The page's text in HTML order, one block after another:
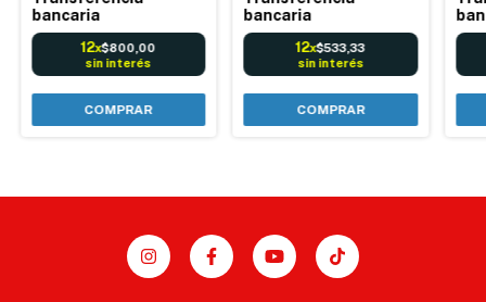
bancaria
12x$800,00
sin interés
COMPRAR
bancaria
12x$533,33
sin interés
COMPRAR